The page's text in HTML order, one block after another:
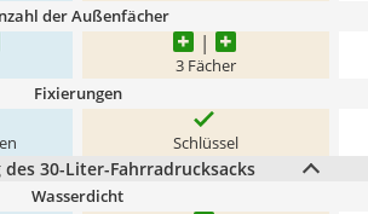
der Außenfächer
3 Fächer
Fixierungen
Schlüssel
30-Liter-Fahrradrucksacks
Wasserdicht